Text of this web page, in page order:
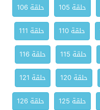
حلقة 105
حلقة 106
حلقة 110
حلقة 111
حلقة 115
حلقة 116
حلقة 120
حلقة 121
حلقة 125
حلقة 126